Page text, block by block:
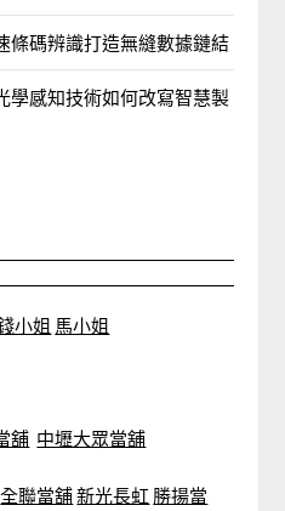
條碼辨識打造無縫數據鏈結
學感知技術如何改寫智慧製
小姐 馬小姐
舖 中壢大眾當舖
全聯當舖新光長虹 勝揚當